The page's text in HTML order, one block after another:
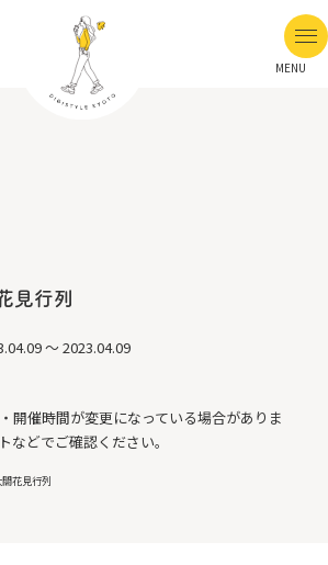
MENU
見行列
～ 2023.04.09
開催時間が変更になっている場合がありま
などでご確認ください。
花見行列